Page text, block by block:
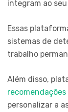
integram ao
Essas
sistemas de
trabalho
Além disso,
personalizar a